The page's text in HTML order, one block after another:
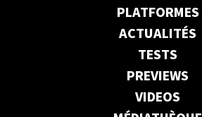
PLATFORMES
ACTUALITÉS
TESTS
PREVIEWS
VIDEOS